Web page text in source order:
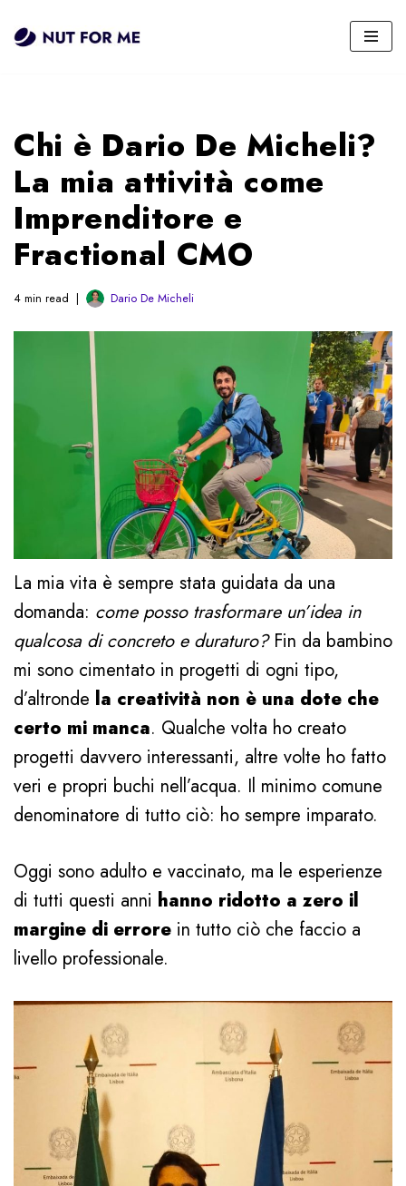
Vai
Chi è Dario De Micheli?
La mia attività come
Imprenditore e
Fractional CMO
4 min read Dario De Micheli
La mia vita è sempre stata guidata da una
domanda: come posso trasformare un’idea in
qualcosa di concreto e duraturo?Fin da bambino
mi sono cimentato in progetti di ogni tipo,
d’altronde la creatività non è una dote che
certo mi manca. Qualche volta ho creato
progetti davvero interessanti, altre volte ho fatto
veri e propri buchi nell’acqua. Il minimo comune
denominatore di tutto ciò: ho sempre imparato.
Oggi sono adulto e vaccinato, ma le esperienze
di tutti questi anni hanno ridotto a zero il
margine di errore in tutto ciò che faccio a
livello professionale.